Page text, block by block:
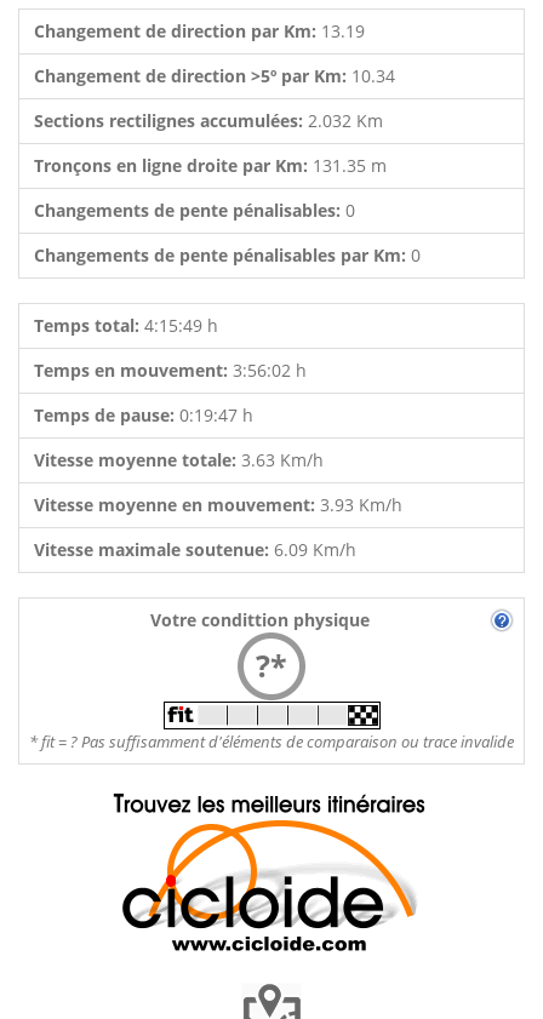
Changement de direction par Km: 13.19
Changement de direction >5º par Km: 10.34
Sections rectilignes accumulées: 2.032 Km
Tronçons en ligne droite par Km: 131.35 m
Changements de pente pénalisables: 0
Changements de pente pénalisables par Km: 0
Temps total: 4:15:49 h
Temps en mouvement: 3:56:02 h
Temps de pause: 0:19:47 h
Vitesse moyenne totale: 3.63 Km/h
Vitesse moyenne en mouvement: 3.93 Km/h
Vitesse maximale soutenue: 6.09 Km/h
Votre condittion physique
?*
* fit = ? Pas suffisamment d'éléments de comparaison ou trace invalide